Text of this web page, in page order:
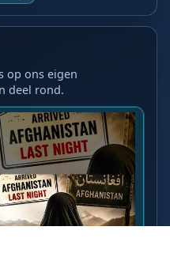
op ons eigen
deel rond.